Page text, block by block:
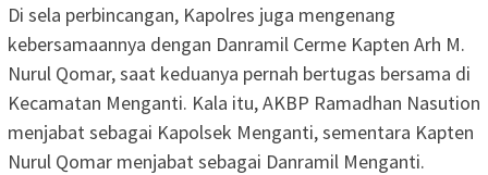
Di sela perbincangan, Kapolres juga mengenang
kebersamaannya dengan Danramil Cerme Kapten Arh M.
Nurul Qomar, saat keduanya pernah bertugas bersama di
Kecamatan Menganti. Kala itu, AKBP Ramadhan Nasution
menjabat sebagai Kapolsek Menganti, sementara Kapten
Nurul Qomar menjabat sebagai Danramil Menganti.